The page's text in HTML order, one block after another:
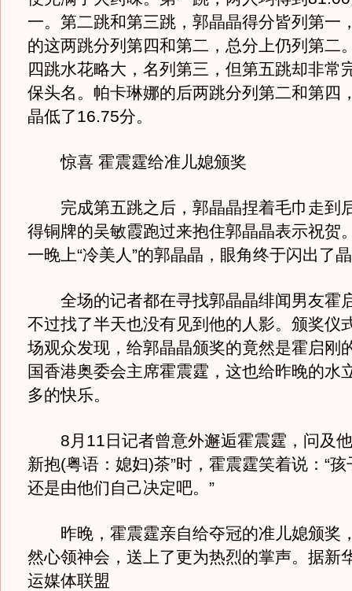
一。第二跳和第三跳，郭晶晶得分皆列第一
的这两跳分列第四和第二，总分上仍列第二
四跳水花略大，名列第三，但第五跳却非常
保头名。帕卡琳娜的后两跳分列第二和第四
晶低了16.75分。
惊喜 霍震霆给准儿媳颁奖
完成第五跳之后，郭晶晶捏着毛巾走到
得铜牌的吴敏霞跑过来抱住郭晶晶表示祝贺
一晚上“冷美人”的郭晶晶，眼角终于闪出了
全场的记者都在寻找郭晶晶绯闻男友霍
不过找了半天也没有见到他的人影。颁奖仪
场观众发现，给郭晶晶颁奖的竟然是霍启
国香港奥委会主席霍震霆，这也给昨晚的水
多的快乐。
8月11日记者曾意外邂逅霍震霆，问及他
新抱(粤语：媳妇)茶”时，霍震霆笑着说：“
还是由他们自己决定吧。”
昨晚，霍震霆亲自给夺冠的准儿媳颁奖
然心领神会，送上了更为热烈的掌声。据新
运媒体联盟